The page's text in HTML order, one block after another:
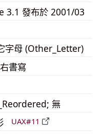
3.1 發布於 2001/03
字母 (Other_Letter)
書寫
無
UAX#11